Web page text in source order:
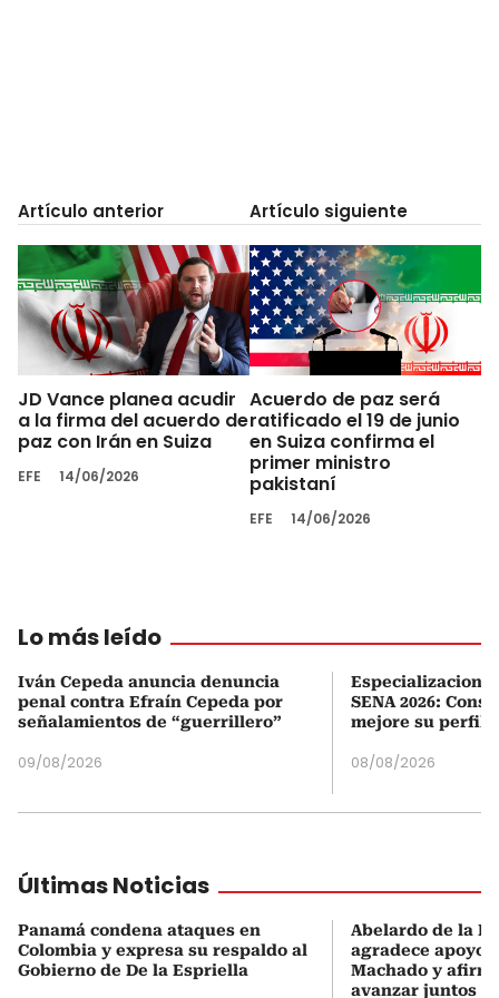
Artículo anterior
JD Vance planea acudir
a la firma del acuerdo de
paz con Irán en Suiza
EFE 14/06/2026
Artículo siguiente
Acuerdo de paz será
ratificado el 19 de junio
en Suiza confirma el
primer ministro
pakistaní
EFE 14/06/2026
Lo más leído
Iván Cepeda anuncia denuncia
penal contra Efraín Cepeda por
señalamientos de “guerrillero”
09/08/2026
SENA 2026:
mejore su perfil
08/08/2026
Últimas Noticias
Panamá condena ataques en
Colombia y expresa su respaldo al
Gobierno de De la Espriella
Abelardo de la
agradece apoyo
Machado y
avanzar juntos